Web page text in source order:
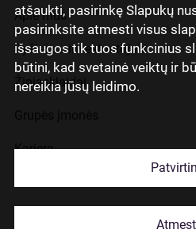
atšaukti, pasirinkę Slapukų
pasirinksite atmesti visus
išsaugos tik tuos funkcinius
būtini, kad svetainė veiktų ir
nereikia jūsų leidimo.
Apie mus
Ryšiai su investuotojais
Žiniasklaidai
Karjera